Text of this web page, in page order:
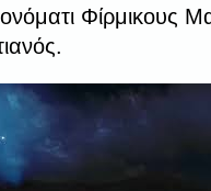
Φίρμικους